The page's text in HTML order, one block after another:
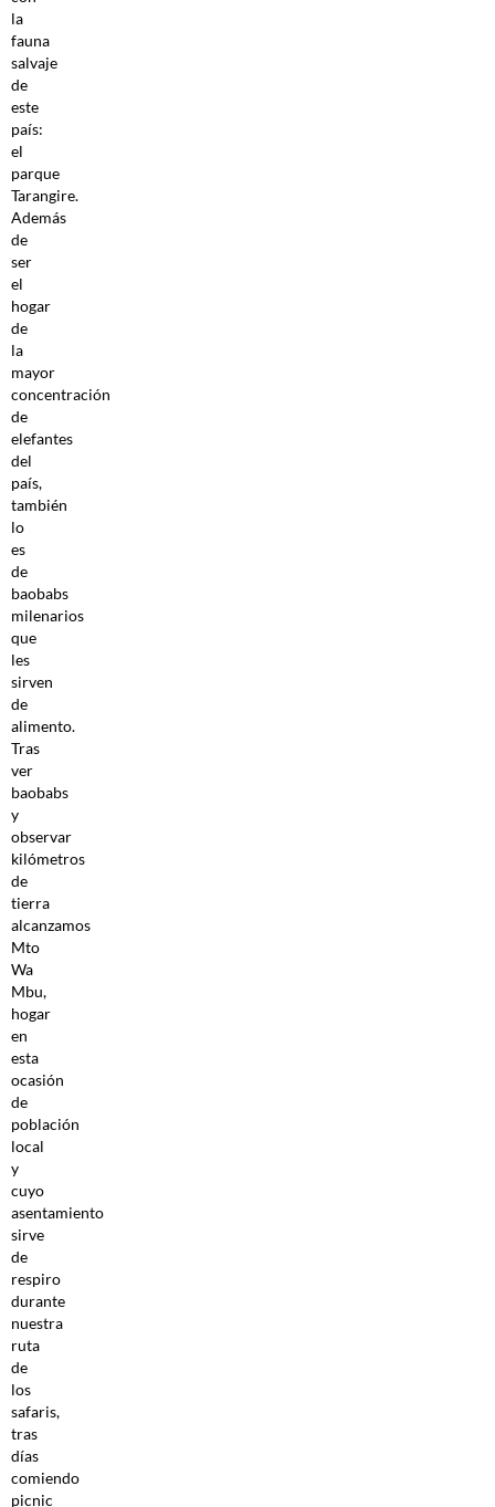
la
fauna
salvaje
de
este
país:
el
parque
Tarangire.
Además
de
ser
el
hogar
de
la
mayor
concentración
de
elefantes
del
país,
también
lo
es
de
baobabs
milenarios
que
les
sirven
de
alimento.
Tras
ver
baobabs
y
observar
kilómetros
de
tierra
alcanzamos
Mto
Wa
Mbu,
hogar
en
esta
ocasión
de
población
local
y
cuyo
asentamiento
sirve
de
respiro
durante
nuestra
ruta
de
los
safaris,
tras
días
comiendo
picnic